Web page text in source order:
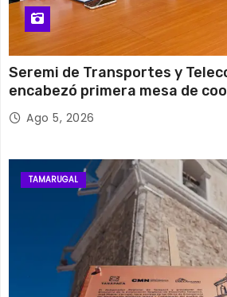
Seremi de Transportes y
encabezó primera mesa de
retiro de cables en desuso en
Ago 5, 2026
TAMARUGAL